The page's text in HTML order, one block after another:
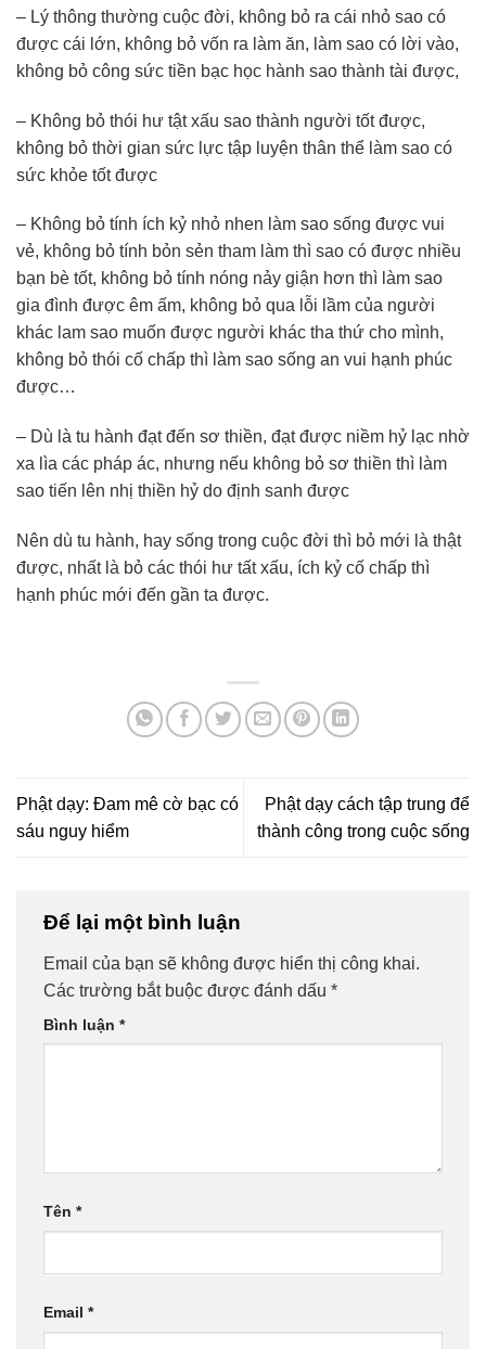
– Lý thông thường cuộc đời, không bỏ ra cái nhỏ sao có
được cái lớn, không bỏ vốn ra làm ăn, làm sao có lời vào,
không bỏ công sức tiền bạc học hành sao thành tài được,
– Không bỏ thói hư tật xấu sao thành người tốt được,
không bỏ thời gian sức lực tập luyện thân thể làm sao có
sức khỏe tốt được
– Không bỏ tính ích kỷ nhỏ nhen làm sao sống được vui
vẻ, không bỏ tính bỏn sẻn tham làm thì sao có được nhiều
bạn bè tốt, không bỏ tính nóng nảy giận hơn thì làm sao
gia đình được êm ấm, không bỏ qua lỗi lầm của người
khác lam sao muốn được người khác tha thứ cho mình,
không bỏ thói cố chấp thì làm sao sống an vui hạnh phúc
được…
– Dù là tu hành đạt đến sơ thiền, đạt được niềm hỷ lạc nhờ
xa lìa các pháp ác, nhưng nếu không bỏ sơ thiền thì làm
sao tiến lên nhị thiền hỷ do định sanh được
Nên dù tu hành, hay sống trong cuộc đời thì bỏ mới là thật
được, nhất là bỏ các thói hư tất xấu, ích kỷ cố chấp thì
hạnh phúc mới đến gần ta được.
Phật dạy: Đam mê cờ bạc có
sáu nguy hiểm
Phật dạy cách tập trung để
thành công trong cuộc sống
Để lại một bình luận
Email của bạn sẽ không được hiển thị công khai.
Các trường bắt buộc được đánh dấu *
Bình luận *
Tên *
Email *